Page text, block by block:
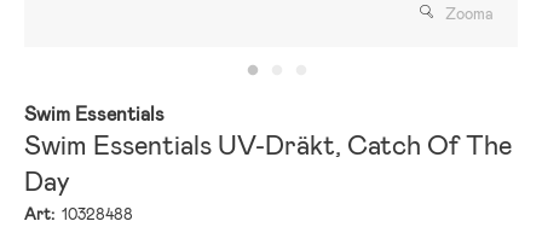
Zooma
Swim Essentials
Swim Essentials UV-Dräkt, Catch Of The
Day
Art: 10328488